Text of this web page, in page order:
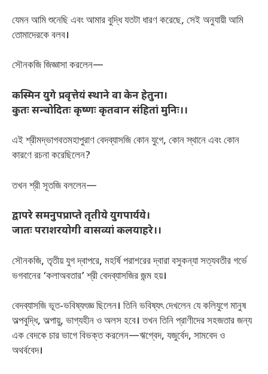
যেমন আমি শুনেছি এবং আমার বুদ্ধি যতটা ধারণ করেছে, সেই অনুযায়ী আমি
তোমাদেরকে বলব।
সৌনকজি জিজ্ঞাসা করলেন—
कस्मिन युगे प्रवृत्तेयं स्थाने वा केन हेतुना।
कुतः सन्चोदितः कृष्णः कृतवान संहितां मुनिः।।
এই শ্রীমদ্ভাগবতমহাপুরাণ বেদব্যাসজি কোন যুগে, কোন স্থানে এবং কোন
কারণে রচনা করেছিলেন?
তখন শ্রী সূতজি বললেন—
द्वापरे समनुपप्राप्ते तृतीये युगपार्यये।
जातः पराशरयोगी वासव्यां कलयाहरे।।
সৌনকজি, তৃতীয় যুগ দ্বাপরে, মহর্ষি পরাশরের দ্বারা বসুকন্যা সত্যবতীর গর্ভে
ভগবানের ‘কলাঅবতার’ শ্রী বেদব্যাসজির জন্ম হয়।
বেদব্যাসজি ভূত-ভবিষ্যৎজ্ঞ ছিলেন। তিনি ভবিষ্যৎ দেখলেন যে কলিযুগে মানুষ
অল্পবুদ্ধি, অল্পায়ু, ভাগ্যহীন ও অলস হবে। তখন তিনি প্রাণীদের সহজতার জন্য
এক বেদকে চার ভাগে বিভক্ত করলেন—ঋগ্বেদ, যজুর্বেদ, সামবেদ ও
অথর্ববেদ।